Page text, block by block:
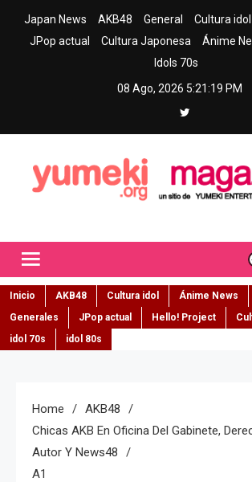
Japan News AKB48 General Cultura idol
JPop actual
Cultura Japonesa Ánime
Idols 70s
08 Ago, 2026 5:21:20 PM
Inicio AKB48 Cultura idol Ánime News
Generales
JPop actual Hello! Project
idol 70s
idol 80s
Home
AKB48
Chicas AKB En Oficina Del Gabinete,
Autor Y News48
A1